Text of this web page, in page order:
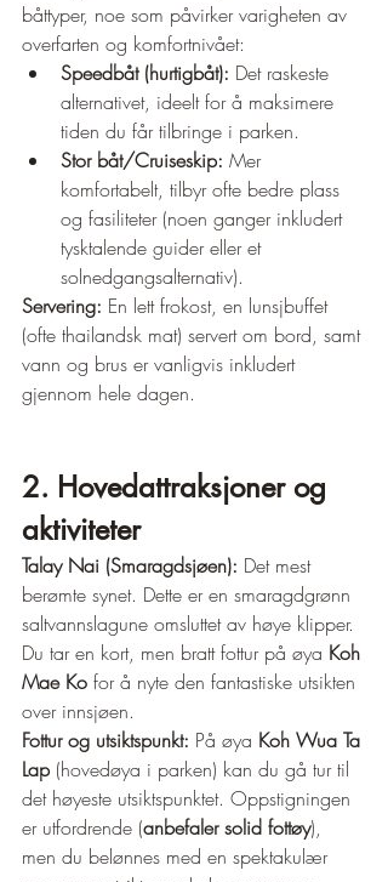
båttyper, noe som påvirker varigheten av
overfarten og komfortnivået:
Speedbåt (hurtigbåt): Det raskeste
alternativet, ideelt for å maksimere
tiden du får tilbringe i parken.
Stor båt/Cruiseskip: Mer
komfortabelt, tilbyr ofte bedre plass
og fasiliteter (noen ganger inkludert
tysktalende guider eller et
solnedgangsalternativ).
Servering: En lett frokost, en lunsjbuffet
(ofte thailandsk mat) servert om bord, samt
vann og brus er vanligvis inkludert
gjennom hele dagen.
2. Hovedattraksjoner og
aktiviteter
Talay Nai (Smaragdsjøen): Det mest
berømte synet. Dette er en smaragdgrønn
saltvannslagune omsluttet av høye klipper.
Du tar en kort, men bratt fottur på øya Koh
Mae Ko for å nyte den fantastiske utsikten
over innsjøen.
Fottur og utsiktspunkt: På øya Koh Wua Ta
Lap (hovedøya i parken) kan du gå tur til
det høyeste utsiktspunktet. Oppstigningen
er utfordrende (anbefaler solid fottøy),
men du belønnes med en spektakulær